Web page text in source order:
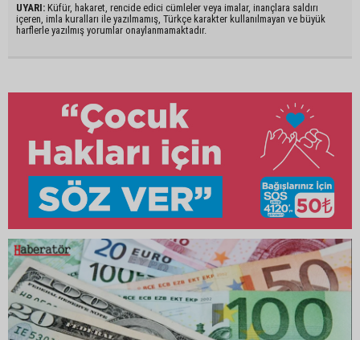
UYARI: Küfür, hakaret, rencide edici cümleler veya imalar, inançlara saldırı
içeren, imla kuralları ile yazılmamış, Türkçe karakter kullanılmayan ve büyük
harflerle yazılmış yorumlar onaylanmamaktadır.